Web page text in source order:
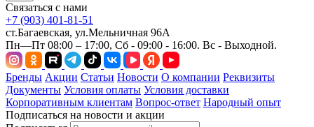
Связаться с нами
+7 (903) 401-81-51
ст.Багаевская, ул.Мельничная 96А
Пн—Пт 08:00 – 17:00, Сб - 09:00 - 16:00. Вс - Выходной.
Бренды Акции Статьи Новости О компании Реквизиты
Документы Условия оплаты Условия доставки
Корпоративным клиентам Вопрос-ответ Народный опыт
Подписаться на новости и акции